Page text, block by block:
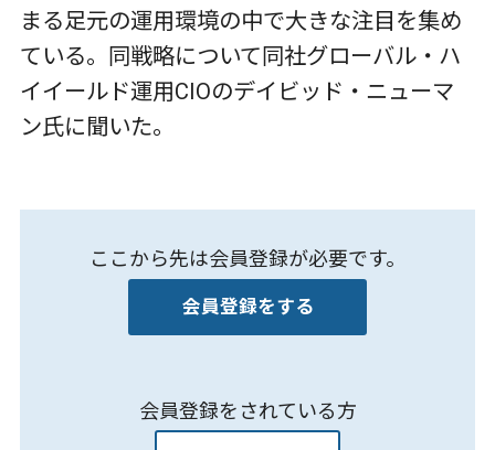
まる足元の運用環境の中で大きな注目を集め
ている。同戦略について同社グローバル・ハ
イイールド運用CIOのデイビッド・ニューマ
ン氏に聞いた。
ここから先は会員登録が必要です。
会員登録をする
会員登録をされている方